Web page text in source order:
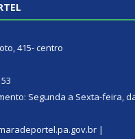
415- centro
Segunda a Sexta-feira,
|